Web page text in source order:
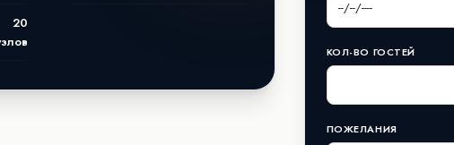
20
КОЛ-ВО ГОСТЕЙ
ПОЖЕЛАНИЯ